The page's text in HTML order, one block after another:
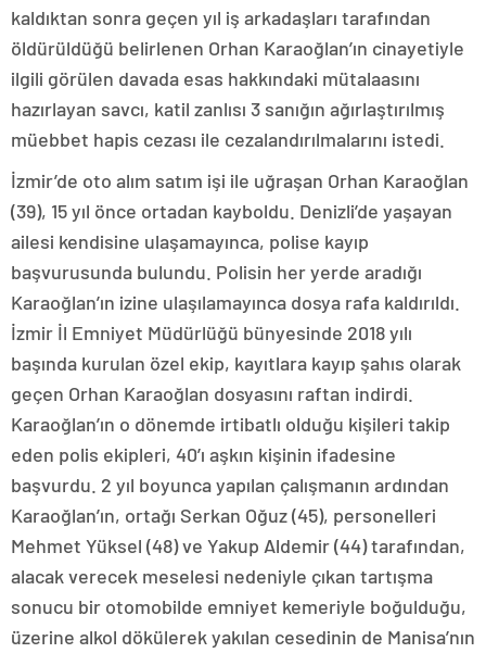
kaldıktan sonra geçen yıl iş arkadaşları tarafından
öldürüldüğü belirlenen Orhan Karaoğlan’ın cinayetiyle
ilgili görülen davada esas hakkındaki mütalaasını
hazırlayan savcı, katil zanlısı 3 sanığın ağırlaştırılmış
müebbet hapis cezası ile cezalandırılmalarını istedi.
İzmir’de oto alım satım işi ile uğraşan Orhan Karaoğlan
(39), 15 yıl önce ortadan kayboldu. Denizli’de yaşayan
ailesi kendisine ulaşamayınca, polise kayıp
başvurusunda bulundu. Polisin her yerde aradığı
Karaoğlan’ın izine ulaşılamayınca dosya rafa kaldırıldı.
İzmir İl Emniyet Müdürlüğü bünyesinde 2018 yılı
başında kurulan özel ekip, kayıtlara kayıp şahıs olarak
geçen Orhan Karaoğlan dosyasını raftan indirdi.
Karaoğlan’ın o dönemde irtibatlı olduğu kişileri takip
eden polis ekipleri, 40’ı aşkın kişinin ifadesine
başvurdu. 2 yıl boyunca yapılan çalışmanın ardından
Karaoğlan’ın, ortağı Serkan Oğuz (45), personelleri
Mehmet Yüksel (48) ve Yakup Aldemir (44) tarafından,
alacak verecek meselesi nedeniyle çıkan tartışma
sonucu bir otomobilde emniyet kemeriyle boğulduğu,
üzerine alkol dökülerek yakılan cesedinin de Manisa’nın